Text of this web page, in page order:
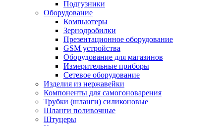
Подгузники
Оборудование
Компьютеры
Зернодробилки
Презентационное оборудование
GSM устройства
Оборудование для магазинов
Измерительные приборы
Сетевое оборудование
Изделия из нержавейки
Компоненты для самогоноварения
Трубки (шланги) силиконовые
Шланги поливочные
Штуцеры